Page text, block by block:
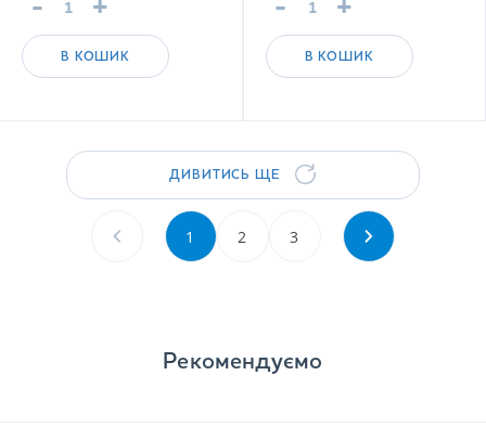
- +
В КОШИК
- +
В КОШИК
ДИВИТИСЬ ЩЕ
1 2 3
Рекомендуємо